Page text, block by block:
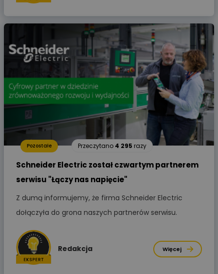
Pozostałe Przeczytano 4 295 razy
Schneider Electric został czwartym partnerem
serwisu "Łączy nas napięcie"
Z dumą informujemy, że firma Schneider Electric
dołączyła do grona naszych partnerów serwisu.
Redakcja Więcej